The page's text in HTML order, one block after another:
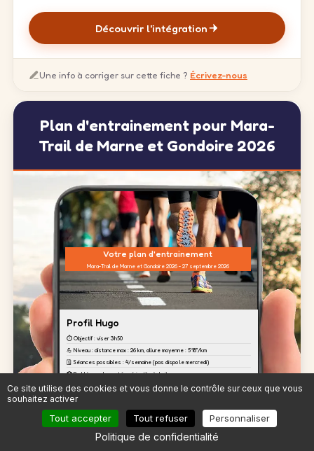
Découvrir l'intégration
Une info à corriger sur cette fiche ? Écrivez-nous
Plan d'entrainement pour Mara-
Trail de Marne et Gondoire 2026
Votre plan d'entrainement
Mara-Trail de Marne et Gondoire 2026 - 27 septembre 2026
Profil Hugo
⏱️ Objectif : viser 3h50
💪 Niveau : distance max : 26 km, allure moyenne : 5'18''/km
🗓️ Séances possibles : 4/semaine (pas dispo le mercredi)
🏥 Problèmes de santé : périostite à droite
Séance 23 du 19 mai Fractionné
Une séance de fractionné après deux jours de repos. Tenez bien
endurance nécessaire pour le marathon.
Ce site utilise des cookies et vous donne le contrôle sur ceux que vous
souhaitez activer
Tout accepter Tout refuser Personnaliser
Politique de confidentialité